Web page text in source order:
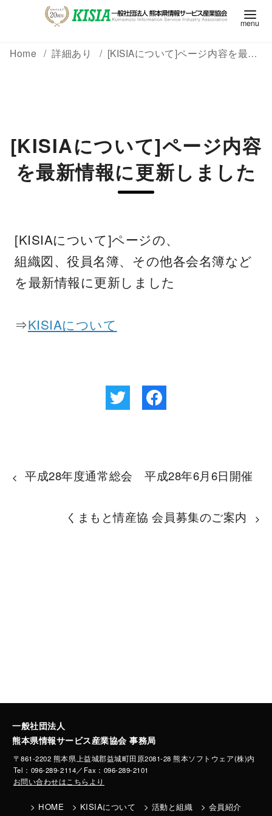
Home 詳細あり [KISIAについて]ページ内容を最新情報に更新しました
[KISIAについて]ページ内容
を最新情報に更新しました
[KISIAについて]ページの、
組織図、役員名簿、その他各会名簿など
を最新情報に更新しました
⇒KISIAについて
平成28年度通常総会 平成28年6月6日開催
くまもと情産協 会員募集のご案内
一般社団法人
熊本県情報サービス産業協会 事務局
〒861-2202 熊本県上益城郡益城町田原2081-28 熊本ソフトウェア(株)内
Tel：096-289-2114／Fax：096-289-2101
お問い合わせはこちらより
HOME KISIAについて 活動と組織 会員紹介